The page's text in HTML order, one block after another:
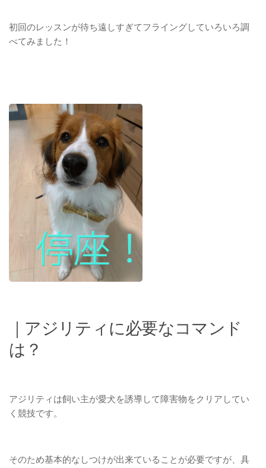
初回のレッスンが待ち遠しすぎてフライングしていろいろ調
べてみました！
｜アジリティに必要なコマンド
は？
アジリティは飼い主が愛犬を誘導して障害物をクリアしてい
く競技です。
そのため基本的なしつけが出来ていることが必要ですが、具